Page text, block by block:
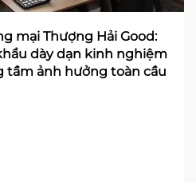
mại Thượng Hải Good:
dày dạn kinh nghiệm
tầm ảnh hưởng toàn cầu